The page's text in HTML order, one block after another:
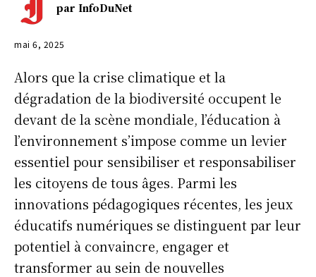
par InfoDuNet
mai 6, 2025
Alors que la crise climatique et la
dégradation de la biodiversité occupent le
devant de la scène mondiale, l’éducation à
l’environnement s’impose comme un levier
essentiel pour sensibiliser et responsabiliser
les citoyens de tous âges. Parmi les
innovations pédagogiques récentes, les jeux
éducatifs numériques se distinguent par leur
potentiel à convaincre, engager et
transformer au sein de nouvelles